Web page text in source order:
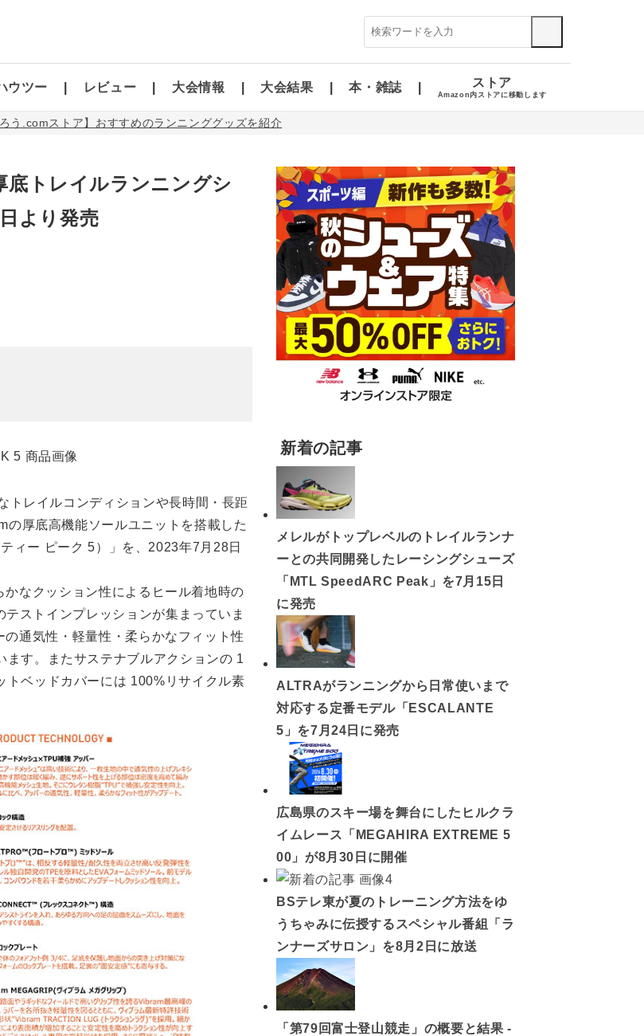
ウツー レビュー 大会情報 大会結果 本・雑誌 ストア
Amazon内ストアに移動します
う.comストア】おすすめのランニンググッズを紹介
トレイルランニングシ
より発売
トレイルコンディションや長時間・長距
厚底高機能ソールユニットを搭載した
ィー ピーク 5）」を、2023年7月28日
なクッション性によるヒール着地時の
テストインプレッションが集まっていま
通気性・軽量性・柔らかなフィット性
す。またサステナブルアクションの 1
トベッドカバーには 100%リサイクル素
新着の記事
メレルがトップレベルのトレイルランナ
ーとの共同開発したレーシングシューズ
「MTL SpeedARC Peak」を7月15日
に発売
ALTRAがランニングから日常使いまで
対応する定番モデル「ESCALANTE
5」を7月24日に発売
広島県のスキー場を舞台にしたヒルクラ
イムレース「MEGAHIRA EXTREME 5
00」が8月30日に開催
BSテレ東が夏のトレーニング方法をゆ
うちゃみに伝授するスペシャル番組「ラ
ンナーズサロン」を8月2日に放送
「第79回富士登山競走」の概要と結果 -